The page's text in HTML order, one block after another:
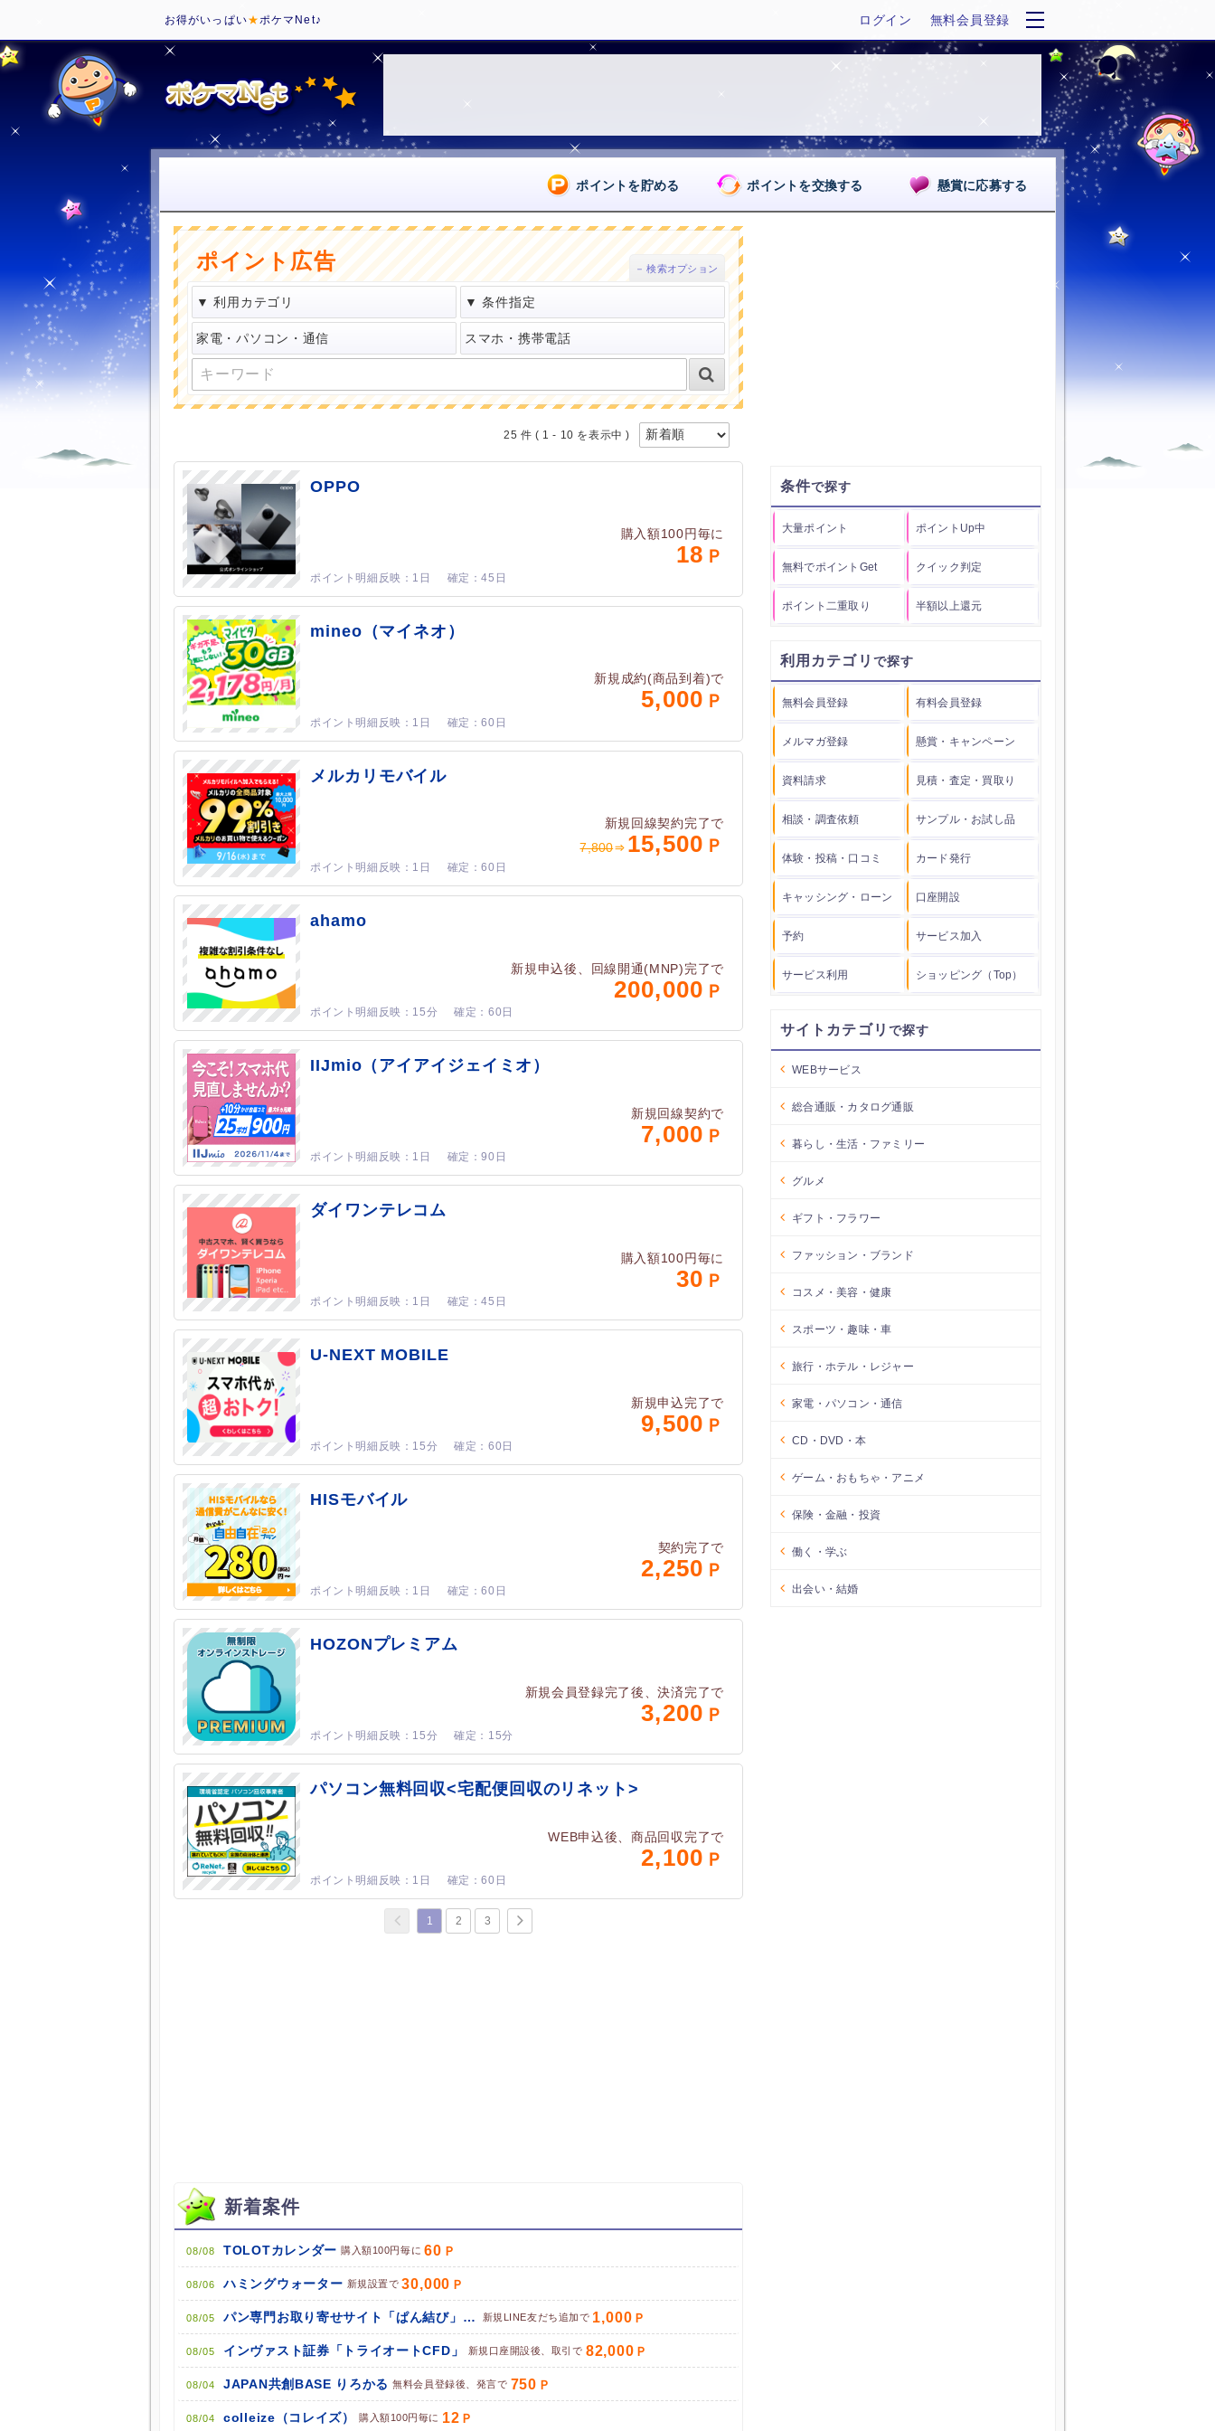
お得がいっぱい★ポケマNet♪ ログイン 無料会員登録
ポイントを貯める ポイントを交換する 懸賞に応募する
ポイント広告
25 件 ( 1 - 10 を表示中 )
OPPO
購入額100円毎に
18
1日 45日
mineo（マイネオ）
新規成約(商品到着)で
5,000
1日 60日
メルカリモバイル
新規回線契約完了で
7,800
15,500
1日 60日
ahamo
新規申込後、回線開通(MNP)完了で
200,000
15分 60日
IIJmio（アイアイジェイミオ）
新規回線契約で
7,000
1日 90日
ダイワンテレコム
購入額100円毎に
30
1日 45日
U-NEXT MOBILE
新規申込完了で
9,500
15分 60日
HISモバイル
契約完了で
2,250
1日 60日
HOZONプレミアム
新規会員登録完了後、決済完了で
3,200
15分 15分
パソコン無料回収<宅配便回収のリネット>
WEB申込後、商品回収完了で
2,100
1日 60日
1 2 3
新着案件
08/08 TOLOTカレンダー 購入額100円毎に 60
08/06 ハミングウォーター 新規設置で 30,000
08/05 パン専門お取り寄せサイト「ぱん結び」（LINE友だち追加） 新規LINE友だち追加で 1,000
08/05 インヴァスト証券「トライオートCFD」 新規口座開設後、取引で 82,000
08/04 JAPAN共創BASE りろかる 無料会員登録後、発言で 750
08/04 colleize（コレイズ） 購入額100円毎に 12
条件
大量ポイント ポイントUp中
無料でポイントGet クイック判定
ポイント二重取り 半額以上還元
利用カテゴリ
無料会員登録 有料会員登録
メルマガ登録 懸賞・キャンペーン
資料請求 見積・査定・買取り
相談・調査依頼 サンプル・お試し品
体験・投稿・口コミ カード発行
キャッシング・ローン 口座開設
予約 サービス加入
サービス利用 ショッピング（Top）
サイトカテゴリ
WEBサービス
総合通販・カタログ通販
暮らし・生活・ファミリー
グルメ
ギフト・フラワー
ファッション・ブランド
コスメ・美容・健康
スポーツ・趣味・車
旅行・ホテル・レジャー
家電・パソコン・通信
CD・DVD・本
ゲーム・おもちゃ・アニメ
保険・金融・投資
働く・学ぶ
出会い・結婚